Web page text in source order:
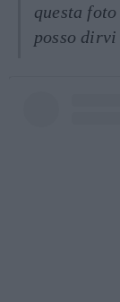
questa
posso